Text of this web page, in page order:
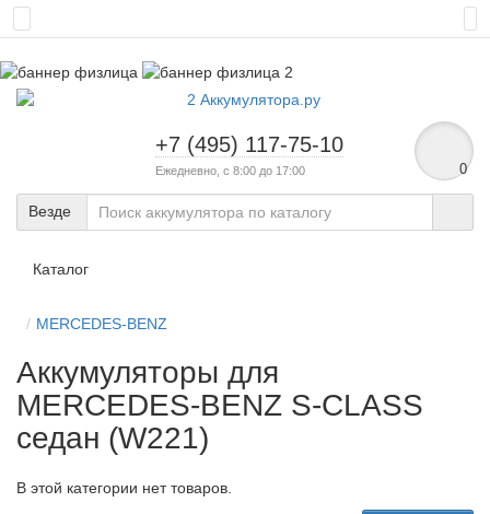
+7 (495) 117-75-10
Ежедневно, с 8:00 до 17:00 0
Везде
Каталог
MERCEDES-BENZ
Аккумуляторы для
MERCEDES-BENZ S-CLASS
седан (W221)
В этой категории нет товаров.